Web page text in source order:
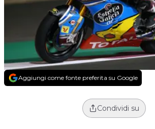
Aggiungi come fonte preferita su Google
Condividi su